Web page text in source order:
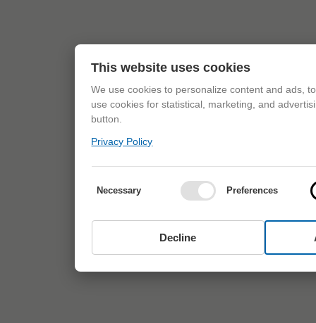
This website uses cookies
We use cookies to personalize content and ads,
use cookies for statistical, marketing, and
button.
Privacy Policy
Necessary Preferences
Decline